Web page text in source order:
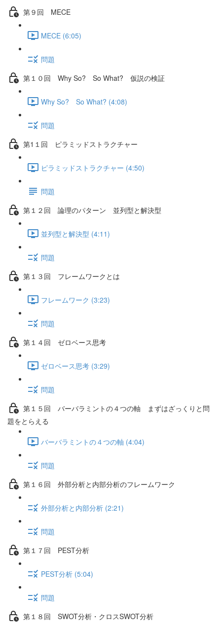
第９回 MECE
MECE (6:05)
問題
第１０回 Why So? So What? 仮説の検証
Why So? So What? (4:08)
問題
第1１回 ピラミッドストラクチャー
ピラミッドストラクチャー (4:50)
問題
第１２回 論理のパターン 並列型と解決型
並列型と解決型 (4:11)
問題
第１３回 フレームワークとは
フレームワーク (3:23)
問題
第１４回 ゼロベース思考
ゼロベース思考 (3:29)
問題
第１５回 バーバラミントの４つの軸 まずはざっくりと問
題をとらえる
バーバラミントの４つの軸 (4:04)
問題
第１６回 外部分析と内部分析のフレームワーク
外部分析と内部分析 (2:21)
問題
第１７回 PEST分析
PEST分析 (5:04)
問題
第１８回 SWOT分析・クロスSWOT分析